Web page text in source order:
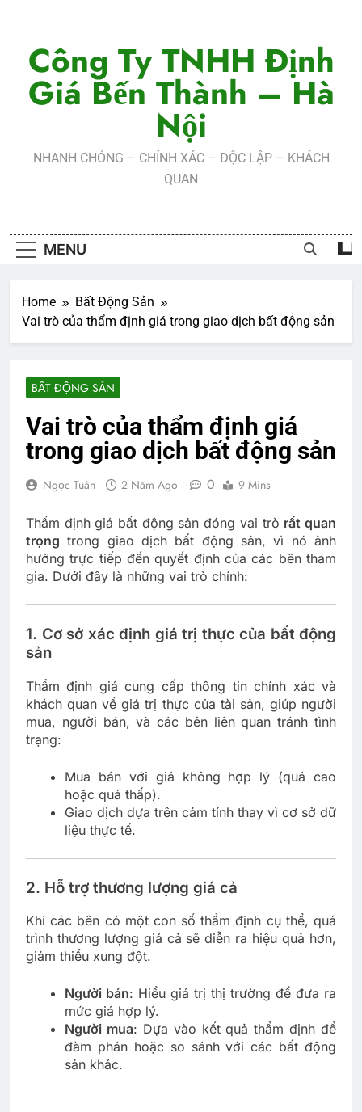
contentCông Ty TNHH Định
Giá Bến Thành – Hà
Nội
NHANH CHÓNG – CHÍNH XÁC – ĐỘC LẬP – KHÁCH
QUAN
MENU
Home
Bất Động Sản
Vai trò của thẩm định giá trong giao dịch bất động sản
BẤT ĐỘNG SẢN
Vai trò của thẩm định giá
trong giao dịch bất động sản
Ngọc Tuân 2 Năm Ago 0 9 Mins
Thẩm định giá bất động sản đóng vai trò rất quan
trọng trong giao dịch bất động sản, vì nó ảnh
hưởng trực tiếp đến quyết định của các bên tham
gia. Dưới đây là những vai trò chính:
1. Cơ sở xác định giá trị thực của bất động
sản
Thẩm định giá cung cấp thông tin chính xác và
khách quan về giá trị thực của tài sản, giúp người
mua, người bán, và các bên liên quan tránh tình
trạng:
Mua bán với giá không hợp lý (quá cao
hoặc quá thấp).
Giao dịch dựa trên cảm tính thay vì cơ sở dữ
liệu thực tế.
2. Hỗ trợ thương lượng giá cả
Khi các bên có một con số thẩm định cụ thể, quá
trình thương lượng giá cả sẽ diễn ra hiệu quả hơn,
giảm thiểu xung đột.
Người bán: Hiểu giá trị thị trường để đưa ra
mức giá hợp lý.
Người mua: Dựa vào kết quả thẩm định để
đàm phán hoặc so sánh với các bất động
sản khác.